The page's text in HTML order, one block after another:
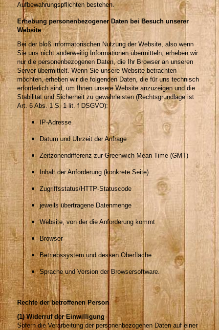
Aufbewahrungspflichten bestehen.
Erhebung personenbezogener Daten bei Besuch unserer
Website
Bei der bloß informatorischen Nutzung der Website, also wenn
Sie uns nicht anderweitig Informationen übermitteln, erheben wir
nur die personenbezogenen Daten, die Ihr Browser an unseren
Server übermittelt. Wenn Sie unsere Website betrachten
möchten, erheben wir die folgenden Daten, die für uns technisch
erforderlich sind, um Ihnen unsere Website anzuzeigen und die
Stabilität und Sicherheit zu gewährleisten (Rechtsgrundlage ist
Art. 6 Abs. 1 S. 1 lit. f DSGVO):
IP-Adresse
Datum und Uhrzeit der Anfrage
Zeitzonendifferenz zur Greenwich Mean Time (GMT)
Inhalt der Anforderung (konkrete Seite)
Zugriffsstatus/HTTP-Statuscode
jeweils übertragene Datenmenge
Website, von der die Anforderung kommt
Browser
Betriebssystem und dessen Oberfläche
Sprache und Version der Browsersoftware.
Rechte der betroffenen Person
(1) Widerruf der Einwilligung
Sofern die Verarbeitung der personenbezogenen Daten auf einer